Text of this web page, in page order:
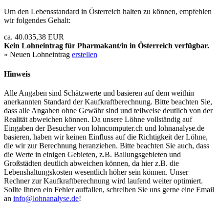
Um den Lebensstandard in Österreich halten zu können, empfehlen
wir folgendes Gehalt:
ca. 40.035,38 EUR
Kein Lohneintrag für Pharmakant/in in Österreich verfügbar.
» Neuen Lohneintrag erstellen
Hinweis
Alle Angaben sind Schätzwerte und basieren auf dem weithin
anerkannten Standard der Kaufkraftberechnung. Bitte beachten Sie,
dass alle Angaben ohne Gewähr sind und teilweise deutlich von der
Realität abweichen können. Da unsere Löhne vollständig auf
Eingaben der Besucher von lohncomputer.ch und lohnanalyse.de
basieren, haben wir keinen Einfluss auf die Richtigkeit der Löhne,
die wir zur Berechnung heranziehen. Bitte beachten Sie auch, dass
die Werte in einigen Gebieten, z.B. Ballungsgebieten und
Großstädten deutlich abweichen können, da hier z.B. die
Lebenshaltungskosten wesentlich höher sein können. Unser
Rechner zur Kaufkraftberechnung wird laufend weiter optimiert.
Sollte Ihnen ein Fehler auffallen, schreiben Sie uns gerne eine Email
an info@lohnanalyse.de!